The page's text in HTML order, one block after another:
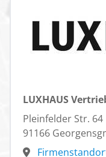
LUXHAUS
Pleinfelder Str. 64
91166